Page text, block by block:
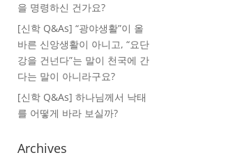
을 명령하신 건가요?
[신학 Q&As] “광야생활”이 올
바른 신앙생활이 아니고, “요단
강을 건넌다”는 말이 천국에 간
다는 말이 아니라구요?
[신학 Q&As] 하나님께서 낙태
를 어떻게 바라 보실까?
Archives